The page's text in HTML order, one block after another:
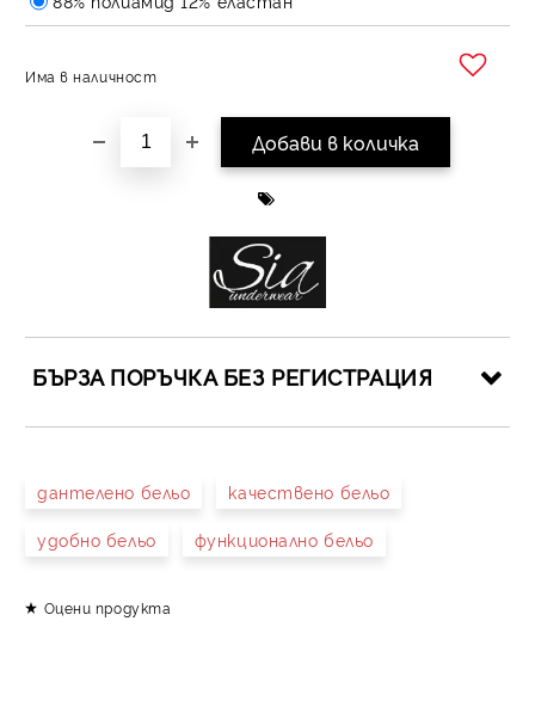
Има в наличност
БЪРЗА ПОРЪЧКА БЕЗ РЕГИСТРАЦИЯ
дантелено бельо качествено бельо
удобно бельо функционално бельо
Оцени продукта